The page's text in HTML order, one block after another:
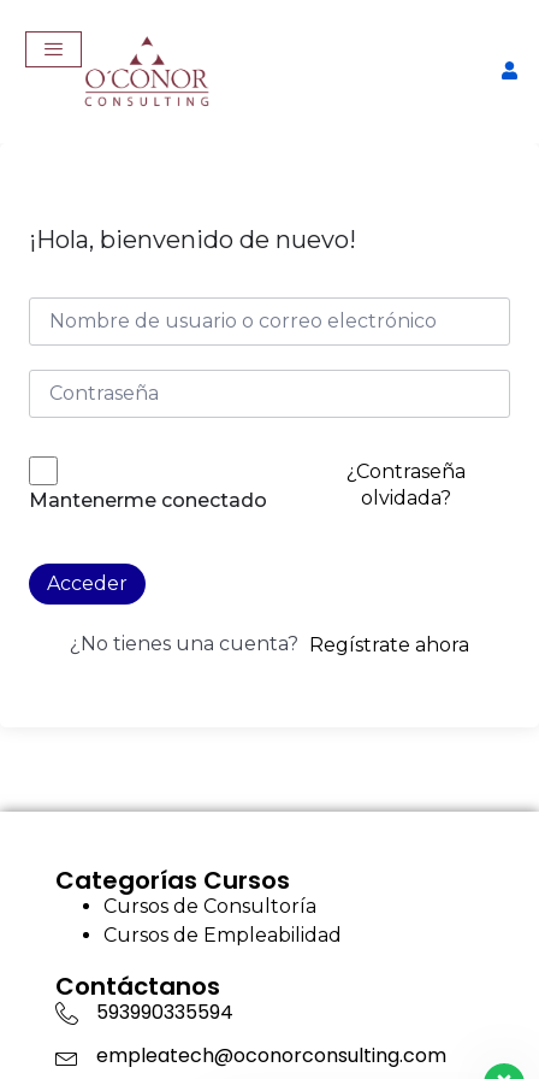
¡Hola, bienvenido de nuevo!
Mantenerme conectado
¿Contraseña
olvidada?
Acceder
¿No tienes una cuenta? Regístrate ahora
Categorías Cursos
Cursos de Consultoría
Cursos de Empleabilidad
Contáctanos
593990335594
empleatech@oconorconsulting.com